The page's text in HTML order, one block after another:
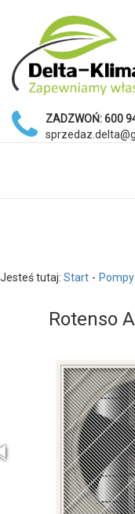
ZADZWOŃ:600
Jesteś tutaj: Start Pompy
Rotenso